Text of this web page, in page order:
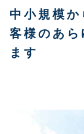
中小規模
客様のあら
ます